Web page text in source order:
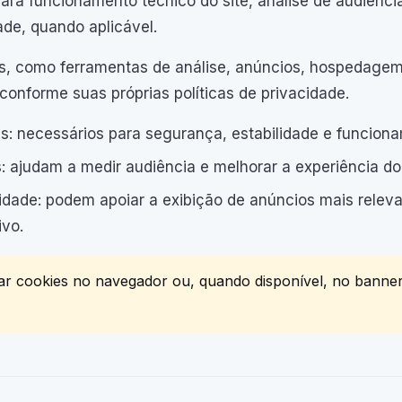
quando aplicável.
como ferramentas de análise, anúncios,
suas próprias políticas de privacidade.
necessários para segurança, estabilidade e
ajudam a medir audiência e melhorar a experiência
podem apoiar a exibição de anúncios mais
cookies no navegador ou, quando disponível, no